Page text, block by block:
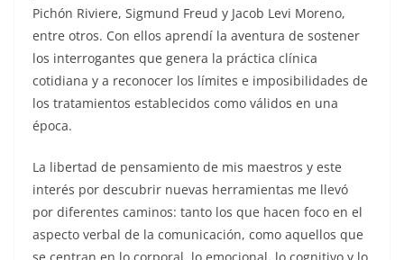
Pichón Riviere, Sigmund Freud y Jacob Levi Moreno,
entre otros. Con ellos aprendí la aventura de sostener
los interrogantes que genera la práctica clínica
cotidiana y a reconocer los límites e imposibilidades de
los tratamientos establecidos como válidos en una
época.
La libertad de pensamiento de mis maestros y este
interés por descubrir nuevas herramientas me llevó
por diferentes caminos: tanto los que hacen foco en el
aspecto verbal de la comunicación, como aquellos que